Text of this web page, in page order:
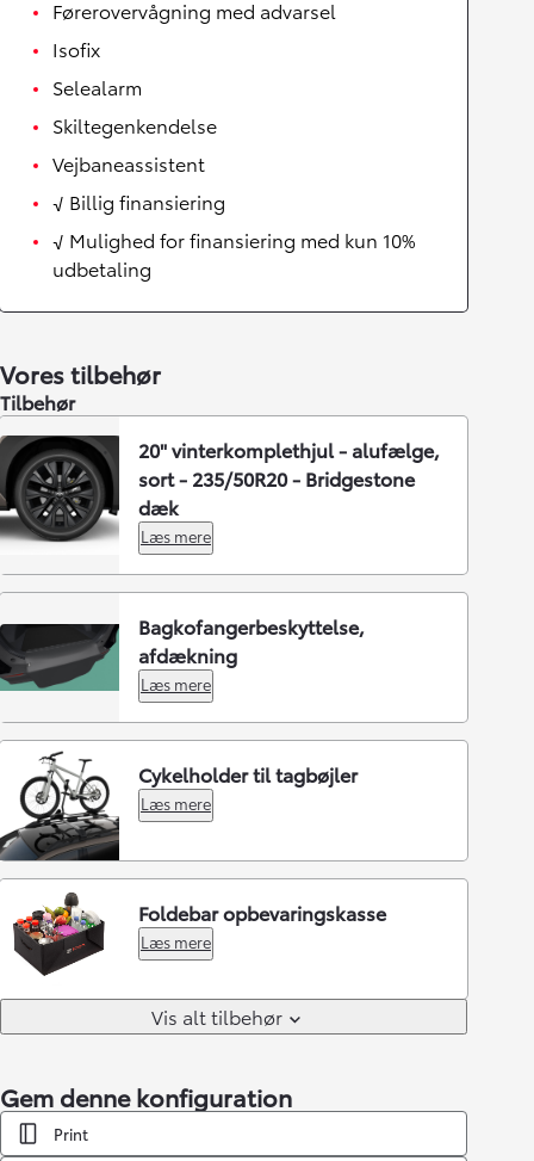
Førerovervågning med advarsel
Isofix
Selealarm
Skiltegenkendelse
Vejbaneassistent
√ Billig finansiering
√ Mulighed for finansiering med kun 10%
udbetaling
Vores tilbehør
Tilbehør
20" vinterkomplethjul - alufælge,
sort - 235/50R20 - Bridgestone
dæk
Læs mere
Bagkofangerbeskyttelse,
afdækning
Læs mere
Cykelholder til tagbøjler
Læs mere
Foldebar opbevaringskasse
Læs mere
Vis alt tilbehør
Gem denne konfiguration
Print